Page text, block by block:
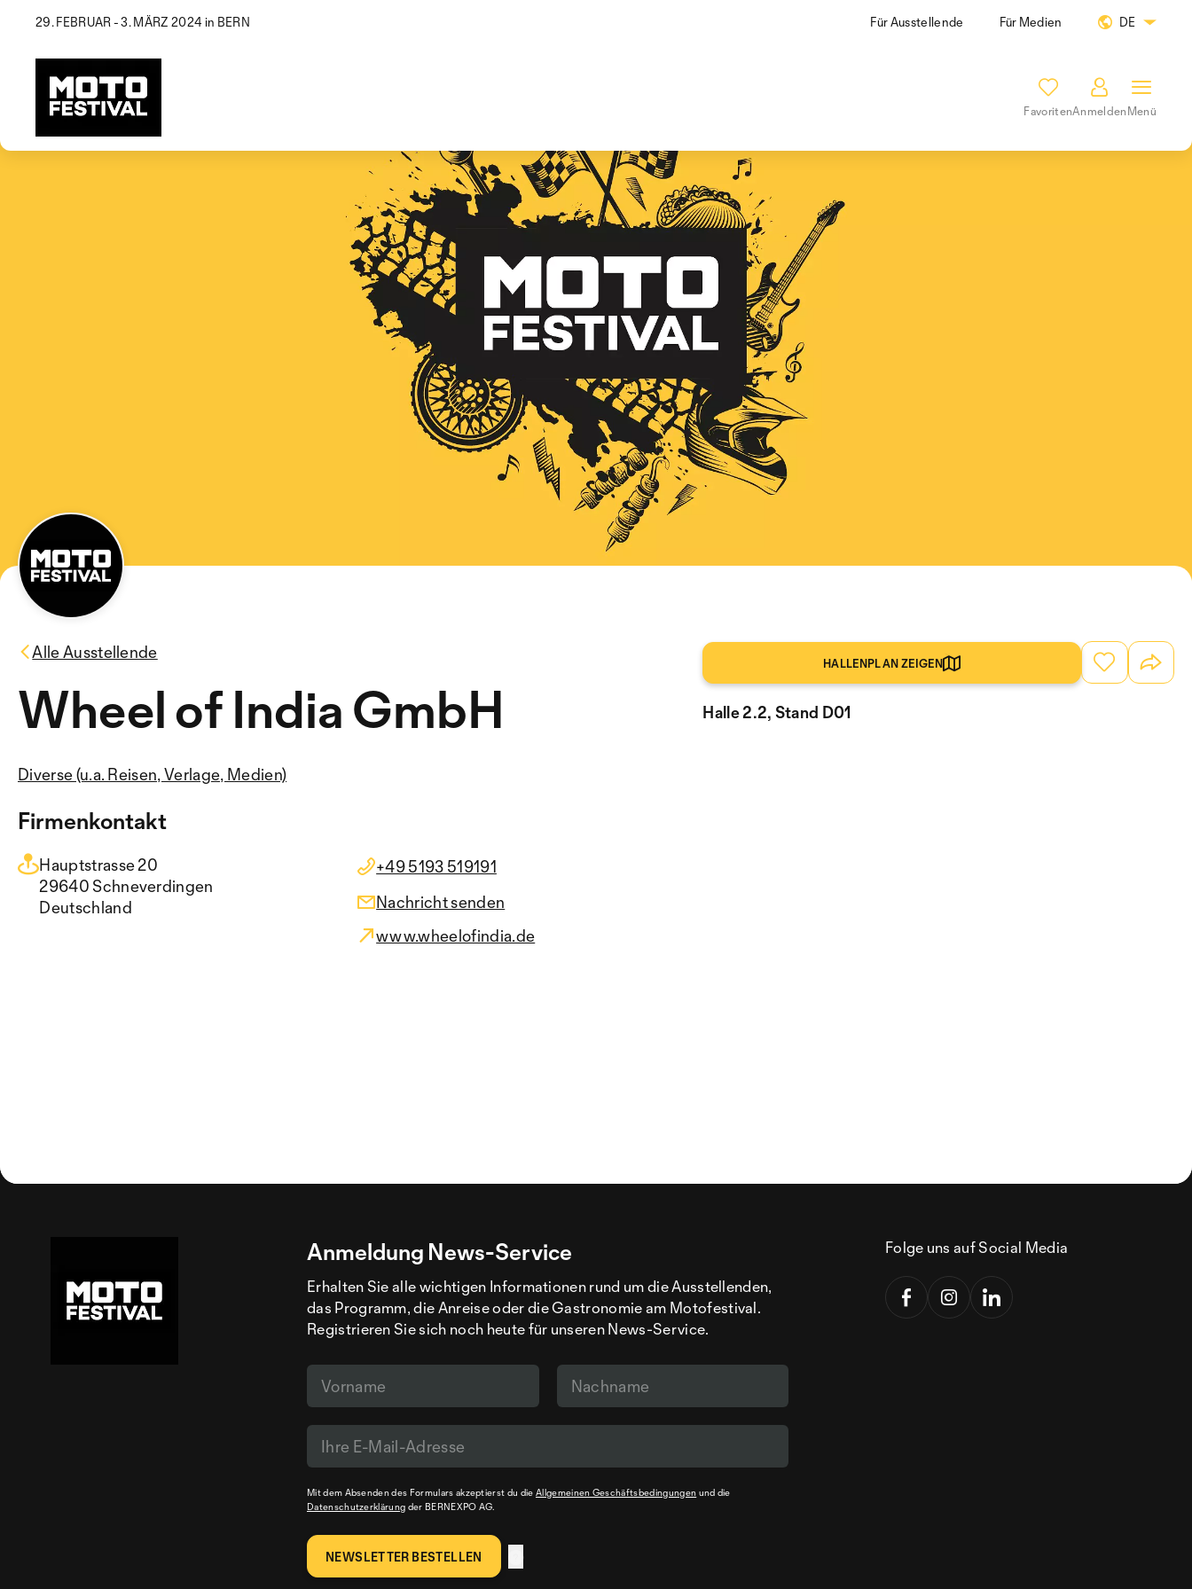
29. FEBRUAR - 3. MÄRZ 2024 in BERN Für Ausstellende Für Medien DE
FavoritenAnmeldenMenü
Alle Ausstellende
Wheel of India GmbH
Diverse (u.a. Reisen, Verlage, Medien)
HALLENPLAN ZEIGEN
Halle 2.2, Stand D01
Firmenkontakt
Hauptstrasse 20
29640 Schneverdingen
Deutschland
+49 5193 519191
Nachricht senden
www.wheelofindia.de
Anmeldung News-Service
Erhalten Sie alle wichtigen Informationen rund um die Ausstellenden,
das Programm, die Anreise oder die Gastronomie am Motofestival.
Registrieren Sie sich noch heute für unseren News-Service.
Mit dem Absenden des Formulars akzeptierst du die Allgemeinen Geschäftsbedingungen und die
Datenschutzerklärung der BERNEXPO AG.
Folge uns auf Social Media